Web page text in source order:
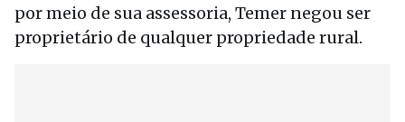
por meio de sua assessoria, Temer negou ser
proprietário de qualquer propriedade rural.